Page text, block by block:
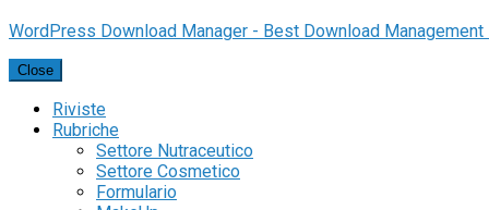
WordPress Download Manager - Best Download Management
Close
Riviste
Rubriche
Settore Nutraceutico
Settore Cosmetico
Formulario